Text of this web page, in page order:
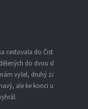
cestovala do Čisté. Za
do dvou skupin
vyšel, druhý zápas
ale ke konci utkání